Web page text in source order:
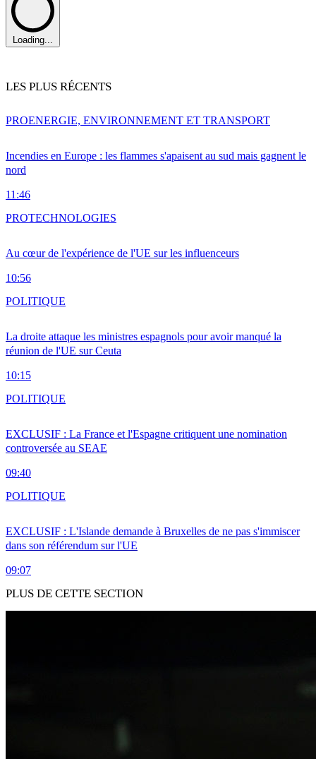
Loading...
LES PLUS RÉCENTS
Incendies en Europe : les flammes s'apaisent au sud mais gagnent le
nord
11:46
PROENERGIE, ENVIRONNEMENT ET TRANSPORT
Au cœur de l'expérience de l'UE sur les influenceurs
10:56
PROTECHNOLOGIES
La droite attaque les ministres espagnols pour avoir manqué la
réunion de l'UE sur Ceuta
10:15
POLITIQUE
EXCLUSIF : La France et l'Espagne critiquent une nomination
controversée au SEAE
09:40
POLITIQUE
EXCLUSIF : L'Islande demande à Bruxelles de ne pas s'immiscer
dans son référendum sur l'UE
09:07
POLITIQUE
PLUS DE CETTE SECTION